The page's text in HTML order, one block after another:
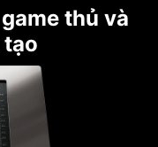
thủ và